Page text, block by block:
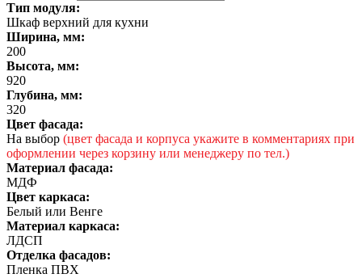
Тип модуля:
Шкаф верхний для кухни
Ширина, мм:
200
Высота, мм:
920
Глубина, мм:
320
Цвет фасада:
На выбор (цвет фасада и корпуса укажите в комментариях при
оформлении через корзину или менеджеру по тел.)
Материал фасада:
МДФ
Цвет каркаса:
Белый или Венге
Материал каркаса:
ЛДСП
Отделка фасадов:
Пленка ПВХ